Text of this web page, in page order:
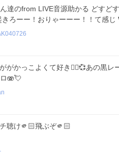
達のfrom LIVE音源助かる どすど
ろーー！おりゃーーー！！て感じ
がかっこよくて好き🙂‍↕️💞あの黒レ
🫨💘
聴け🫵🏻飛ぶぞ🫵🏻